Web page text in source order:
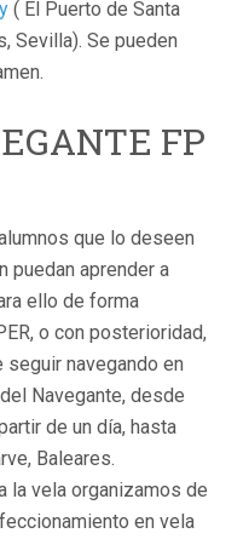
( El Puerto de Santa
Sevilla). Se pueden
FP
que lo deseen
puedan aprender a
ello de forma
o con posterioridad,
navegando en
Navegante, desde
de un día, hasta
Baleares.
la vela organizamos de
en vela